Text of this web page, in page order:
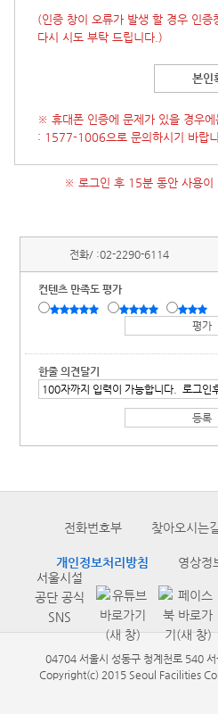
(인증 창이 오류가 발생 할 경우 인증
다시 시도 부탁 드립니다.)
본인
※ 휴대폰 인증에 문제가 있을 경우에
: 1577-1006으로 문의하시기 바랍
※ 로그인 후 15분 동안 사용이
전화/ :02-2290-6114
컨텐츠 만족도 평가
한줄 의견달기
전화번호부 찾아오시는
개인정보처리방침
영상정
서울시설
공단 공식
SNS
04704 서울시 성동구 청계천로 540
Copyright(c) 2015 Seoul Facilities